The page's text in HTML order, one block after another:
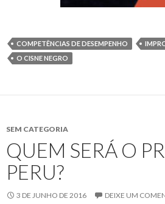
COMPETÊNCIAS DE DESEMPENHO
O CISNE NEGRO
SEM CATEGORIA
QUEM SERÁ O
PERU?
3 DE JUNHO DE 2016 DEIXE UM